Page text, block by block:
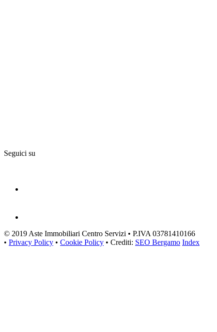
Seguici su
© 2019 Aste Immobiliari Centro Servizi • P.IVA 03781410166
• Privacy Policy • Cookie Policy • Crediti: SEO Bergamo Index